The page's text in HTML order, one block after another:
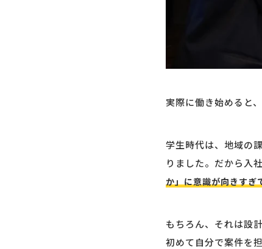
実際に働き始めると、
学生時代は、地域の
りました。だから入
か」に意識が向きすぎ
もちろん、それは設
初めて自分で案件を